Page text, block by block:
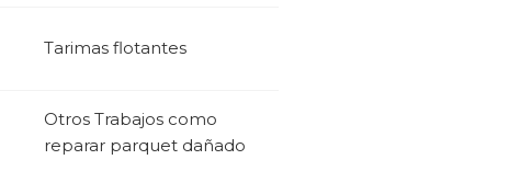
Tarimas flotantes
Otros Trabajos como
reparar parquet dañado